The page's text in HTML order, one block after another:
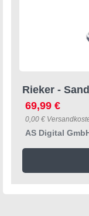
Rieker -
69,99 €
0,00 €
AS Digital